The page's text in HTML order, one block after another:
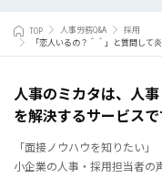
TOP 人事労務Q&A
採用
「恋人いるの？＾＾」と質問して
人事のミカタは、人
を解決するサービスで
「面接ノウハウを知りたい
小企業の人事・採用担当者の